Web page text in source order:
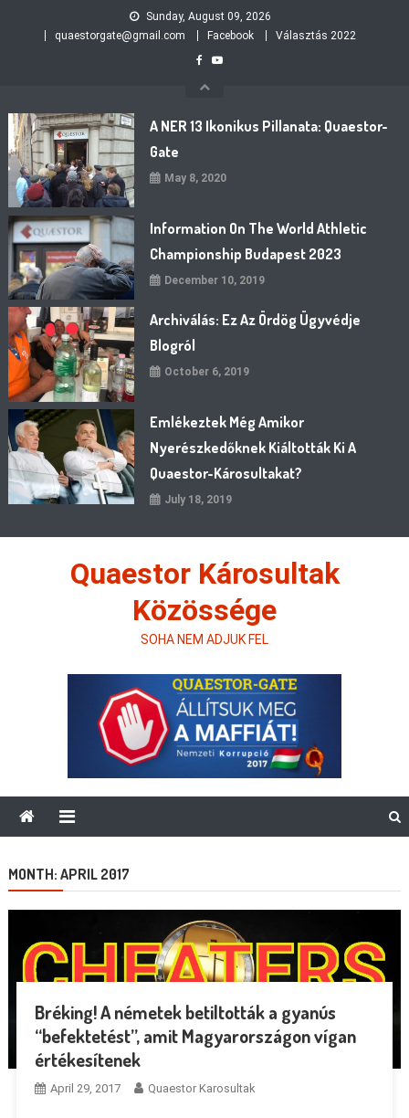
Sunday, August 09, 2026
quaestorgate@gmail.com
Facebook Választás 2022
A NER 13 Ikonikus Pillanata: Quaestor-
Gate
May 8, 2020
Information On The World Athletic
Championship Budapest 2023
December 10, 2019
Archiválás: Ez Az Ördög Ügyvédje
Blogról
October 6, 2019
Emlékeztek Még Amikor
Nyerészkedőknek Kiáltották Ki A
Quaestor-Károsultakat?
July 18, 2019
Quaestor Károsultak
Közössége
SOHA NEM ADJUK FEL
MONTH: APRIL 2017
Bréking! A németek betiltották a gyanús
“befektetést”, amit Magyarországon vígan
értékesítenek
April 29, 2017 Quaestor Karosultak